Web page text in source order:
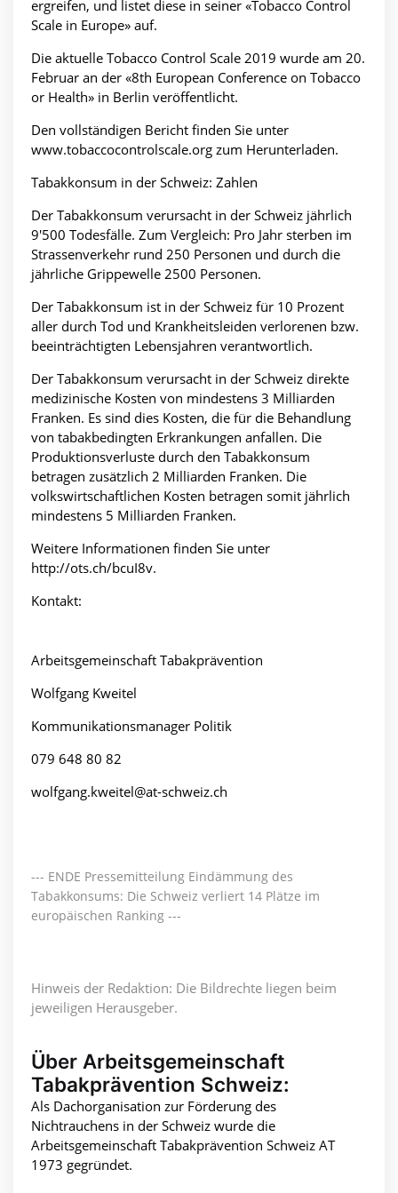
ergreifen, und listet diese in seiner «Tobacco Control
Scale in Europe» auf.
Die aktuelle Tobacco Control Scale 2019 wurde am 20.
Februar an der «8th European Conference on Tobacco
or Health» in Berlin veröffentlicht.
Den vollständigen Bericht finden Sie unter
www.tobaccocontrolscale.org zum Herunterladen.
Tabakkonsum in der Schweiz: Zahlen
Der Tabakkonsum verursacht in der Schweiz jährlich
9'500 Todesfälle. Zum Vergleich: Pro Jahr sterben im
Strassenverkehr rund 250 Personen und durch die
jährliche Grippewelle 2500 Personen.
Der Tabakkonsum ist in der Schweiz für 10 Prozent
aller durch Tod und Krankheitsleiden verlorenen bzw.
beeinträchtigten Lebensjahren verantwortlich.
Der Tabakkonsum verursacht in der Schweiz direkte
medizinische Kosten von mindestens 3 Milliarden
Franken. Es sind dies Kosten, die für die Behandlung
von tabakbedingten Erkrankungen anfallen. Die
Produktionsverluste durch den Tabakkonsum
betragen zusätzlich 2 Milliarden Franken. Die
volkswirtschaftlichen Kosten betragen somit jährlich
mindestens 5 Milliarden Franken.
Weitere Informationen finden Sie unter
http://ots.ch/bcuI8v.
Kontakt:
Arbeitsgemeinschaft Tabakprävention
Wolfgang Kweitel
Kommunikationsmanager Politik
079 648 80 82
wolfgang.kweitel@at-schweiz.ch
--- ENDE Pressemitteilung Eindämmung des
Tabakkonsums: Die Schweiz verliert 14 Plätze im
europäischen Ranking ---
Hinweis der Redaktion: Die Bildrechte liegen beim
jeweiligen Herausgeber.
Über Arbeitsgemeinschaft
Tabakprävention Schweiz:
Als Dachorganisation zur Förderung des
Nichtrauchens in der Schweiz wurde die
Arbeitsgemeinschaft Tabakprävention Schweiz AT
1973 gegründet.